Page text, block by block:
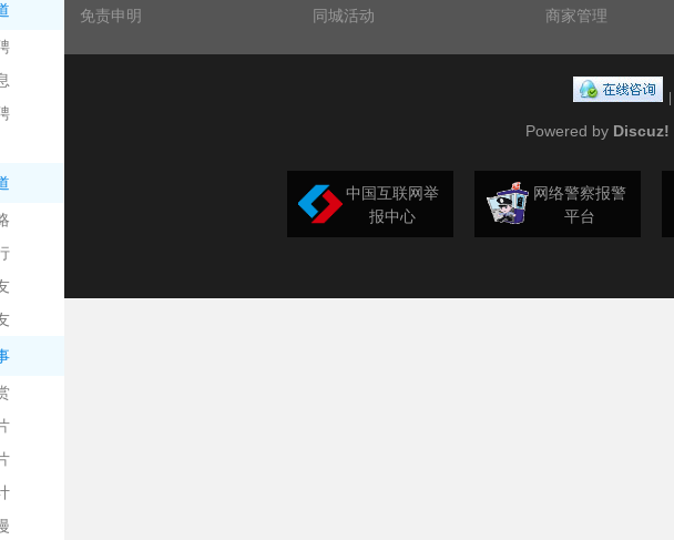
免责申明
同城活动
商家管理
Powered by Discuz!
中国互联网举
报中心
网络警察报警
平台